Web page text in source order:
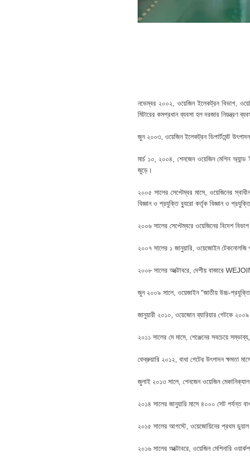
নভেম্বর ২০০২, ওয়েজিন ইলেকট্রন বিভাগ,
মিটারের কমপ্রধান ব্যবসা হল দরজার নিয়ন্ত্রণ
জুন ২০০৩, ওয়েজিন ইলেকট্রন ডিপার্টমেন্ট
মার্চ ১০, ২০০৪, শেনজেন ওয়েজিন মেশিন অ্যান্ড
জুড়ে।
২০০৫ সালের সেপ্টেম্বর মাসে, ওয়েজিনের
বিজ্ঞান ও প্রযুক্তি ব্যুরো কর্তৃক বিজ্ঞান ও
২০০৬ সালের সেপ্টেম্বরে ওয়েজিনের বিদেশ
২০০৭ সালের ১ জানুয়ারি, ওয়েজোইন টেকনোলজি
২০০৮ সালের অক্টোবরে, দেশীয় বাজারে
জুন ২০০৯ সালে, ওয়েজাইন "জাতীয় উচ্চ-
জানুয়ারী ২০১০, ওয়েজোন ব্যারিয়ার গেটকে ২০০৯
২০১১ সালের মে মাসে, শেঞ্জেনের সবচেয়ে
ফেব্রুয়ারি ২০১২, বাধা গেটের উৎপাদন ক্ষমতা
জুলাই ২০১৩ সালে, শেনজেন ওয়েজিন
২০১৪ সালের জানুয়ারি মাসে ৪০০০ সেট পর্যন্ত
২০১৫ সালের আগস্টে, ওয়েজোয়িনের প্রথম ডুয়াল
২০১৬ সালের অক্টোবরে, ওয়েজিন মেশিনারি